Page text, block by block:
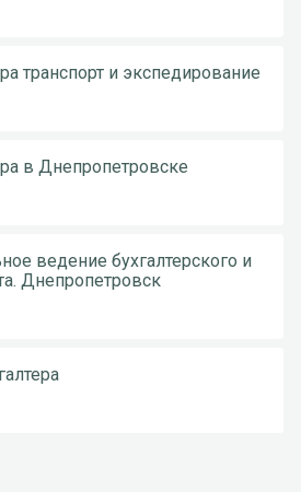
транспорт и экспедирование
в Днепропетровске
ведение бухгалтерского и
Днепропетровск